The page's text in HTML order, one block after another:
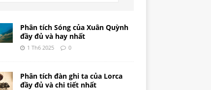
Phân tích Sóng của Xuân Quỳnh
đầy đủ và hay nhất
1 Th6 2025 0
Phân tích đàn ghi ta của Lorca
đầy đủ và chi tiết nhất